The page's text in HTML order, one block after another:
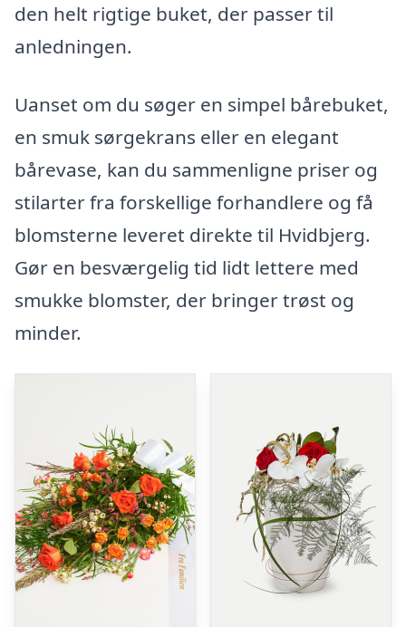
den helt rigtige buket, der passer til
anledningen.
Uanset om du søger en simpel bårebuket,
en smuk sørgekrans eller en elegant
bårevase, kan du sammenligne priser og
stilarter fra forskellige forhandlere og få
blomsterne leveret direkte til Hvidbjerg.
Gør en besværgelig tid lidt lettere med
smukke blomster, der bringer trøst og
minder.